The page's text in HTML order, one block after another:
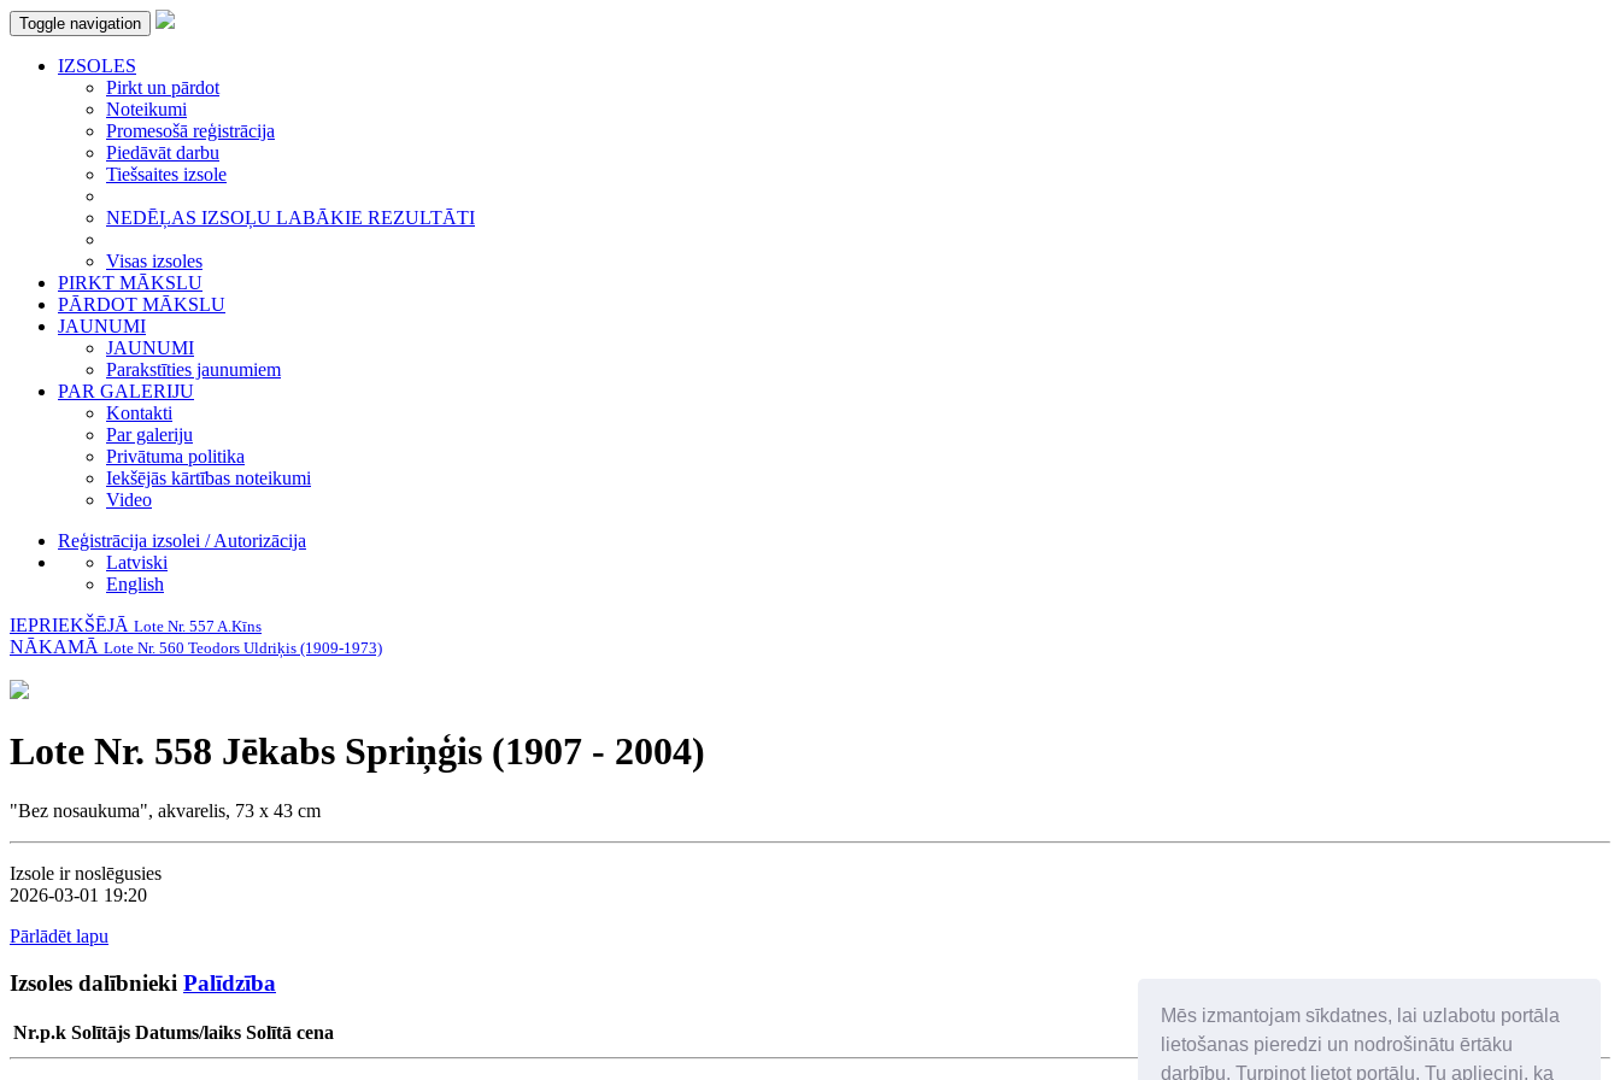
Mēs izmantojam sīkdatnes, lai uzlabotu portāla
lietošanas pieredzi un nodrošinātu ērtāku
darbību. Turpinot lietot portālu, Tu apliecini, ka
Toggle navigation
IZSOLES
Pirkt un pārdot
Noteikumi
Promesošā reģistrācija
Piedāvāt darbu
Tiešsaites izsole
NEDĒĻAS IZSOĻU LABĀKIE REZULTĀTI
Visas izsoles
PIRKT MĀKSLU
PĀRDOT MĀKSLU
JAUNUMI
JAUNUMI
Parakstīties jaunumiem
PAR GALERIJU
Kontakti
Par galeriju
Privātuma politika
Iekšējās kārtības noteikumi
Video
Reģistrācija izsolei / Autorizācija
Latviski
English
IEPRIEKŠĒJĀ Lote Nr. 557 A.Kīns
NĀKAMĀ Lote Nr. 560 Teodors Uldriķis (1909-1973)
Lote Nr. 558 Jēkabs Spriņģis (1907 - 2004)
"Bez nosaukuma", akvarelis, 73 x 43 cm
Izsole ir noslēgusies
2026-03-01 19:20
Pārlādēt lapu
Izsoles dalībnieki Palīdzība
Nr.p.k Solītājs Datums/laiks Solītā cena